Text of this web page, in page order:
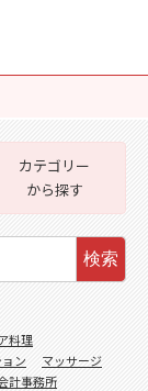
カテゴリー
から探す
検索
料理
ン
マッサージ
計事務所